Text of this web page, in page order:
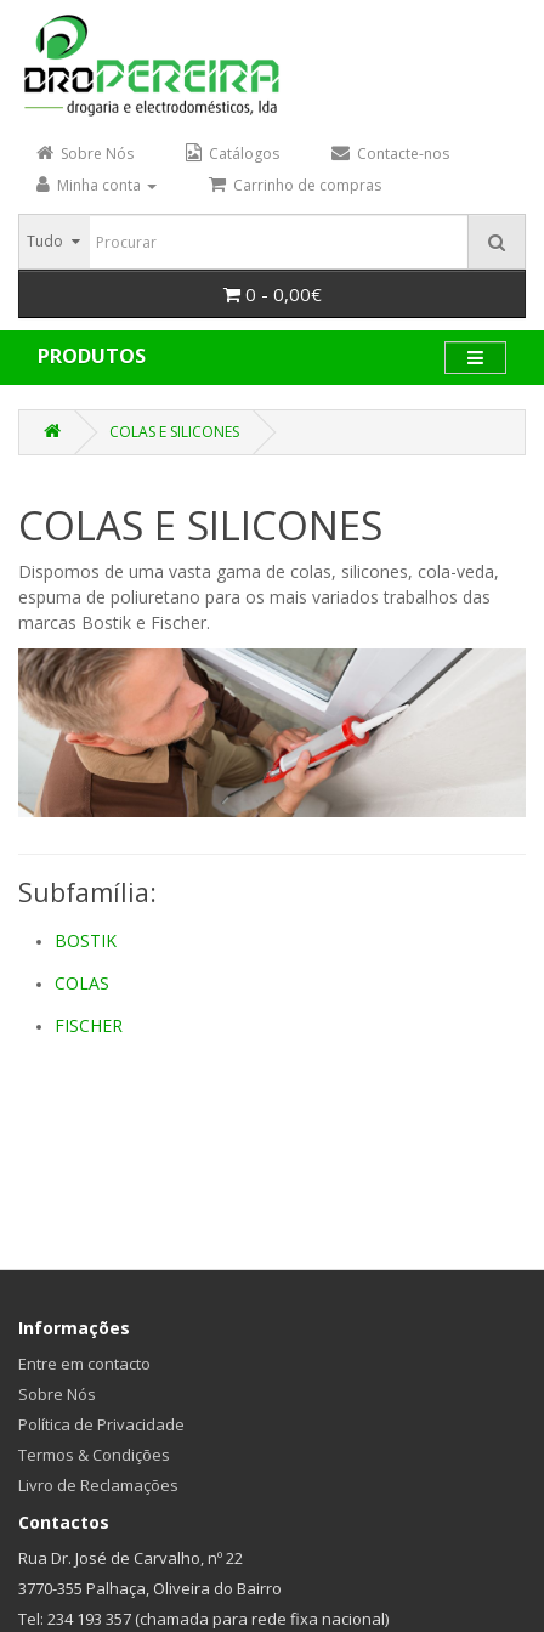
Sobre Nós Catálogos
Contacte-nos
Minha conta
Carrinho de compras
Tudo
0 - 0,00€
PRODUTOS
COLAS E SILICONES
COLAS E SILICONES
Dispomos de uma vasta gama de colas, silicones, cola-veda,
espuma de poliuretano para os mais variados trabalhos das
marcas Bostik e Fischer.
Subfamília:
BOSTIK
COLAS
FISCHER
Informações
Entre em contacto
Sobre Nós
Política de Privacidade
Termos & Condições
Livro de Reclamações
Contactos
Rua Dr. José de Carvalho, nº 22
3770-355 Palhaça, Oliveira do Bairro
Tel: 234 193 357 (chamada para rede fixa nacional)